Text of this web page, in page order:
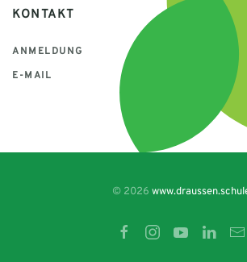
KONTAKT
ANMELDUNG
E-MAIL
© 2026